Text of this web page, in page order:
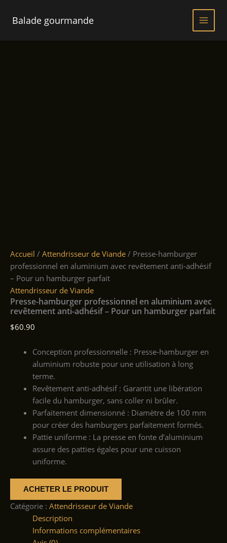
Balade gourmande
Accueil / Attendrisseur de Viande / Presse-hamburger
professionnel en aluminium avec revêtement anti-adhésif
– Pour un hamburger parfait
Attendrisseur de Viande
Presse-hamburger professionnel en aluminium avec
revêtement anti-adhésif – Pour un hamburger parfait
$60.90
Conception professionnelle : Presse-hamburger en
aluminium robuste pour une utilisation à long
terme.
Revêtement anti-adhésif : Garantit une libération
facile du hamburger, sans coller ni brûler.
Parfaitement dimensionné : Diamètre de 100 mm
pour créer des hamburgers parfaitement formés.
Pattie uniforme : La presse en fonte d’aluminium
assure des patties égales pour une cuisson
uniforme.
ACHETER LE PRODUIT
Catégorie : Attendrisseur de Viande
Description
Informations complémentaires